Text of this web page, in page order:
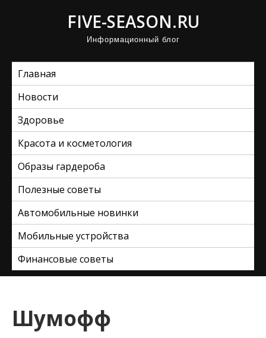
и
FIVE-SEASON.RU
Информационный блог
Главная
Новости
Здоровье
Красота и косметология
Образы гардероба
Полезные советы
Автомобильные новинки
Мобильные устройства
Финансовые советы
Шумофф